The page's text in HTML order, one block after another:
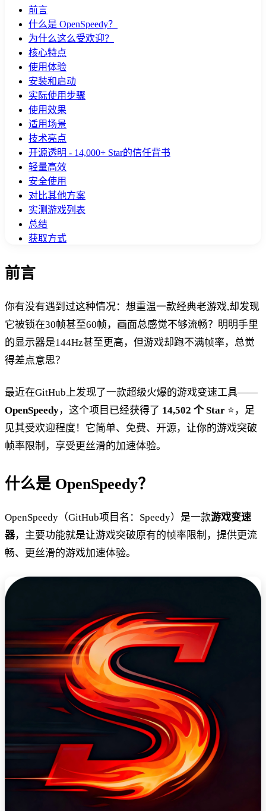
前言
什么是 OpenSpeedy？
为什么这么受欢迎？
核心特点
使用体验
安装和启动
实际使用步骤
使用效果
适用场景
技术亮点
开源透明 - 14,000+ Star的信任背书
轻量高效
安全使用
对比其他方案
实测游戏列表
总结
获取方式
前言
你有没有遇到过这种情况：想重温一款经典老游戏,却发现
它被锁在30帧甚至60帧，画面总感觉不够流畅？明明手里
的显示器是144Hz甚至更高，但游戏却跑不满帧率，总觉
得差点意思？
最近在GitHub上发现了一款超级火爆的游戏变速工具——
OpenSpeedy，这个项目已经获得了 14,502 个 Star ⭐，足
见其受欢迎程度！它简单、免费、开源，让你的游戏突破
帧率限制，享受更丝滑的加速体验。
什么是 OpenSpeedy？
OpenSpeedy（GitHub项目名：Speedy）是一款游戏变速
器，主要功能就是让游戏突破原有的帧率限制，提供更流
畅、更丝滑的游戏加速体验。